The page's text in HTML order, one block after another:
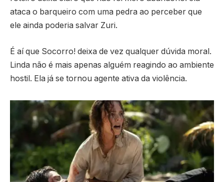
ataca o barqueiro com uma pedra ao perceber que
ele ainda poderia salvar Zuri.
É aí que Socorro! deixa de vez qualquer dúvida moral.
Linda não é mais apenas alguém reagindo ao ambiente
hostil. Ela já se tornou agente ativa da violência.